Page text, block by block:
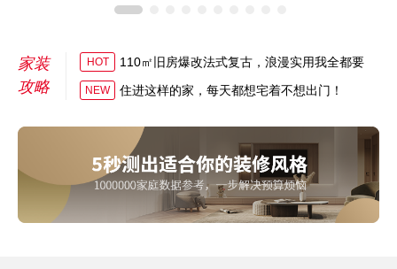
家装
攻略
HOT 110㎡旧房爆改法式复古，浪漫实用我全都要
NEW 住进这样的家，每天都想宅着不想出门！